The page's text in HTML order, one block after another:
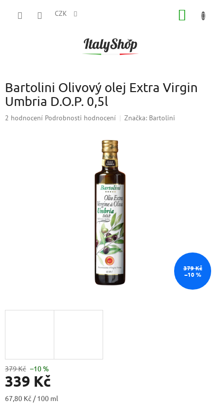
CZK
Bartolini Olivový olej Extra Virgin
Umbria D.O.P. 0,5l
Průměrné
2 hodnocení Podrobnosti hodnocení Značka: Bartolini
379 Kč
–10 %
379 Kč –10 %
339 Kč
Měrná
67,80 Kč / 100 ml